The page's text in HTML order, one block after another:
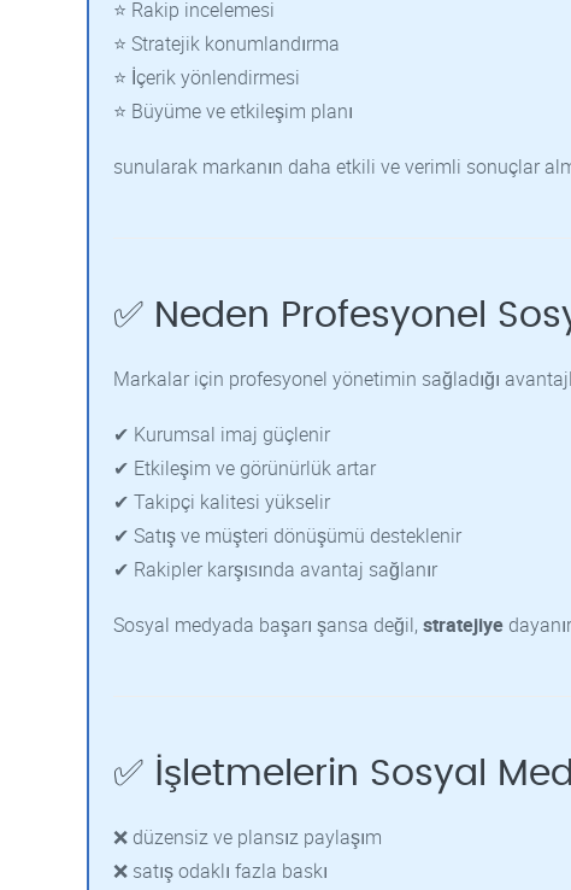
⭐ Rakip incelemesi
⭐ Stratejik konumlandırma
⭐ İçerik yönlendirmesi
⭐ Büyüme ve etkileşim planı
sunularak markanın daha etkili ve verimli sonuçlar
✅ Neden Profesyonel
Markalar için profesyonel yönetimin sağladığı
✔ Kurumsal imaj güçlenir
✔ Etkileşim ve görünürlük artar
✔ Takipçi kalitesi yükselir
✔ Satış ve müşteri dönüşümü desteklenir
✔ Rakipler karşısında avantaj sağlanır
Sosyal medyada başarı şansa değil, stratejiye
✅ İşletmelerin Sosyal
❌ düzensiz ve plansız paylaşım
❌ satış odaklı fazla baskı